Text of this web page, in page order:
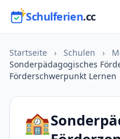
Schulferien.cc
Startseite › Schulen ›
Sonderpädagogisches
Förderschwerpunkt Lernen
🏫